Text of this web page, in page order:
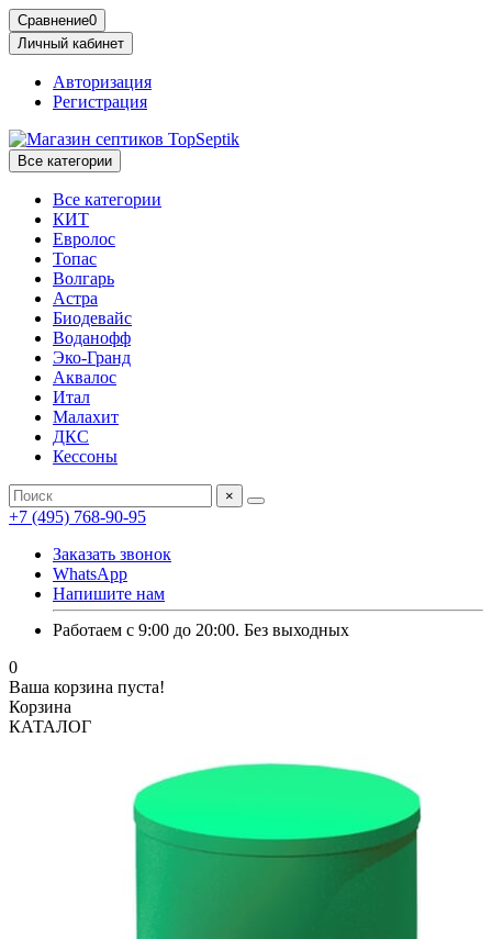
Сравнение0
Личный кабинет
Авторизация
Регистрация
Все категории
Все категории
КИТ
Евролос
Топас
Волгарь
Астра
Биодевайс
Воданофф
Эко-Гранд
Аквалос
Итал
Малахит
ДКС
Кессоны
×
+7 (495) 768-90-95
Заказать звонок
WhatsApp
Напишите нам
Работаем с 9:00 до 20:00. Без выходных
0
Ваша корзина пуста!
Корзина
КАТАЛОГ